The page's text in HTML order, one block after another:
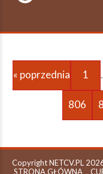
« poprzednia 1
806
Copyright NETCV.PL
STRONA GŁÓWNA